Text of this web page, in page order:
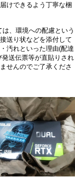
けできるよう丁寧な梱
、環境への配慮という
送り状などを添付して
汚れといった理由(配達
送伝票等が直貼りされ
せんのでご了承くださ